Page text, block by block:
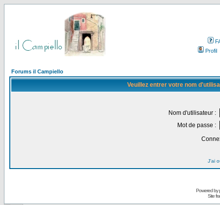
Profil
Forums il Campiello
Veuillez entrer votre nom
Nom d'utilisateur :
Mot de passe :
J'ai
Powered by
Site